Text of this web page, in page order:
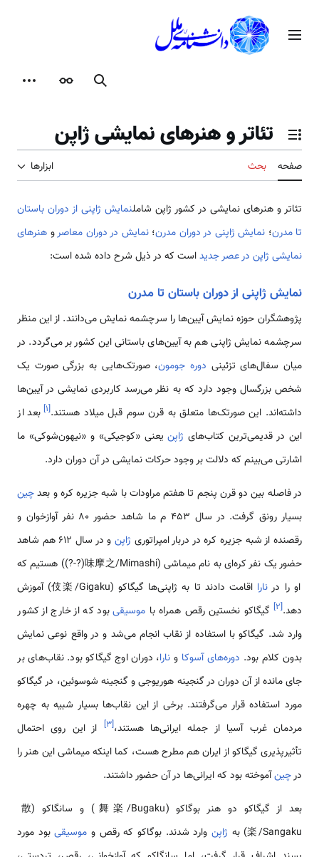
محتوامنوی اصلی
جستجوظاهر
تغییر وضعیت فهرست محتویات
تئاتر و هنرهای نمایشی ژاپن
صفحه بحث ابزارها
تئاتر و هنرهای نمایشی در کشور ژاپن شاملنمایش ژاپنی از دوران باستان
تا مدرن؛ نمایش ژاپنی در دوران مدرن؛نمایش در دوران معاصرو هنرهای
نمایشی ژاپن در عصر جدیداست که در ذیل شرح داده شده است:
نمایش ژاپنی از دوران باستان تا مدرن
پژوهشگران حوزه نمایش آیین‌ها را سرچشمه نمایش می‌دانند. از این منظر
سرچشمه نمایش ژاپنی هم به آیین‌های باستانی این کشور بر می‌گردد. در
میان سفال‌های تزئینی دوره جومون، صورتک‌هایی به بزرگی صورت یک
شخص بزرگسال وجود دارد که به نظر می‌رسد کاربردی نمایشی در آیین‌ها
داشته‌اند. این صورتک‌ها متعلق به قرن سوم قبل میلاد هستند.[۱]بعد از
این در قدیمی‌ترین کتاب‌های ژاپنیعنی «کوجیکی» و «نیهون‌شوکی» ما
اشارتی می‌بینم که دلالت بر وجود حرکات نمایشی در آن دوران دارد.
در فاصله بین دو قرن پنجم تا هفتم مراودات با شبه جزیره کره و بعدچین
بسیار رونق گرفت. در سال 453 م ما شاهد حضور 80 نفر آوازخوان و
رقصنده از شبه جزیره کره در دربار امپراتوری ژاپن
و در سال 612 هم شاهد
حضور یک نفر کره‌ای به نام میماشی (味摩之/Mimashi(?-?)) هستیم که
او را در نارا
اقامت دادند تا به ژاپنی‌ها گیگاکو (伎楽/Gigaku) آموزش
دهد.[۲] گیگاکو نخستین رقص همراه با موسیقیبود که از خارج از کشور
وارد شد. گیگاکو با استفاده از نقاب انجام می‌شد و در واقع نوعی نمایش
بدون کلام بود. دوره‌های آسوکا و نارا، دوران اوج گیگاکو بود. نقاب‌های بر
جای مانده از آن دوران در گنجینه هوریوجی و گنجینه شوسوئین، در گیگاکو
مورد استفاده قرار می‌گرفتند. برخی از این نقاب‌ها بسیار شبیه به چهره
مردمان غرب آسیا از جمله ایرانی‌ها هستند،[۳]
از این روی احتمال
تأثیرپذیری گیگاکو از ایران هم مطرح هست، کما اینکه میماشی این هنر را
درچینآموخته بود که ایرانی‌ها در آن حضور داشتند.
بعد از گیگاکو دو هنر بوگاکو (舞楽/Bugaku) و سانگاکو (散
楽/Sangaku) به
ژاپنوارد شدند. بوگاکو که رقص و موسیقیبود مورد